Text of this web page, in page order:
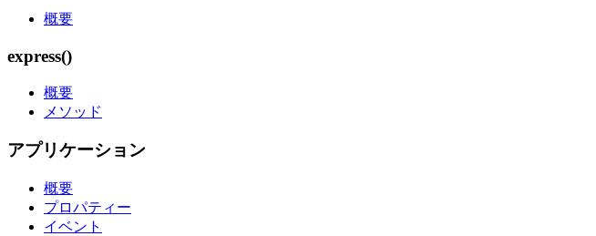
概要
express()
概要
メソッド
アプリケーション
概要
プロパティー
イベント